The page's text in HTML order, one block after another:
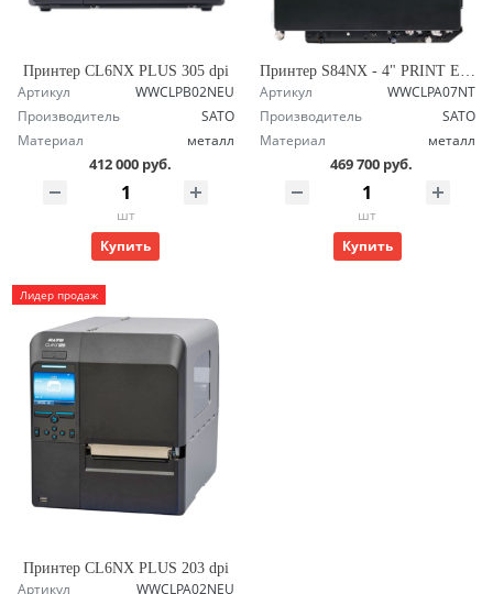
Принтер CL6NX PLUS 305 dpi
Артикул
WWCLPB02NEU
Производитель
SATO
Материал
металл
412 000 руб.
шт
Купить
Артикул
WWCLPA07NT
Производитель
SATO
Материал
металл
469 700 руб.
шт
Купить
Лидер продаж
Принтер CL6NX PLUS 203 dpi
Артикул WWCLPA02NEU